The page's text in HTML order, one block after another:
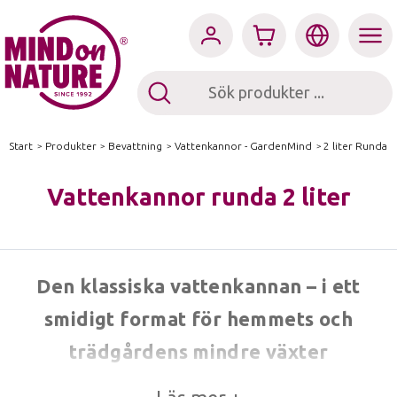
Start / Produkter / Bevattning / Vattenkannor - GardenMind / 2 liter Runda
Vattenkannor runda 2 liter
Den klassiska vattenkannan – i ett
smidigt format för hemmets och
trädgårdens mindre växter